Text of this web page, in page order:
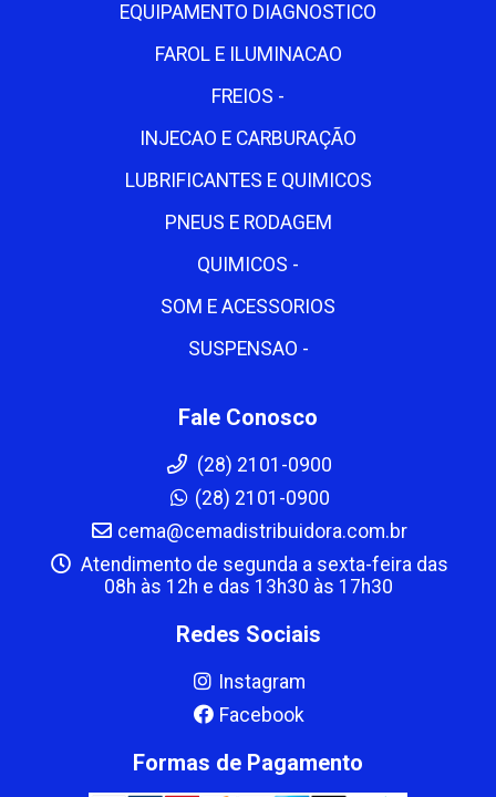
EQUIPAMENTO DIAGNOSTICO
FAROL E ILUMINACAO
FREIOS -
INJECAO E CARBURAÇÃO
LUBRIFICANTES E QUIMICOS
PNEUS E RODAGEM
QUIMICOS -
SOM E ACESSORIOS
SUSPENSAO -
Fale Conosco
(28) 2101-0900
(28) 2101-0900
cema@cemadistribuidora.com.br
Atendimento de segunda a sexta-feira das
08h às 12h e das 13h30 às 17h30
Redes Sociais
Instagram
Facebook
Formas de Pagamento